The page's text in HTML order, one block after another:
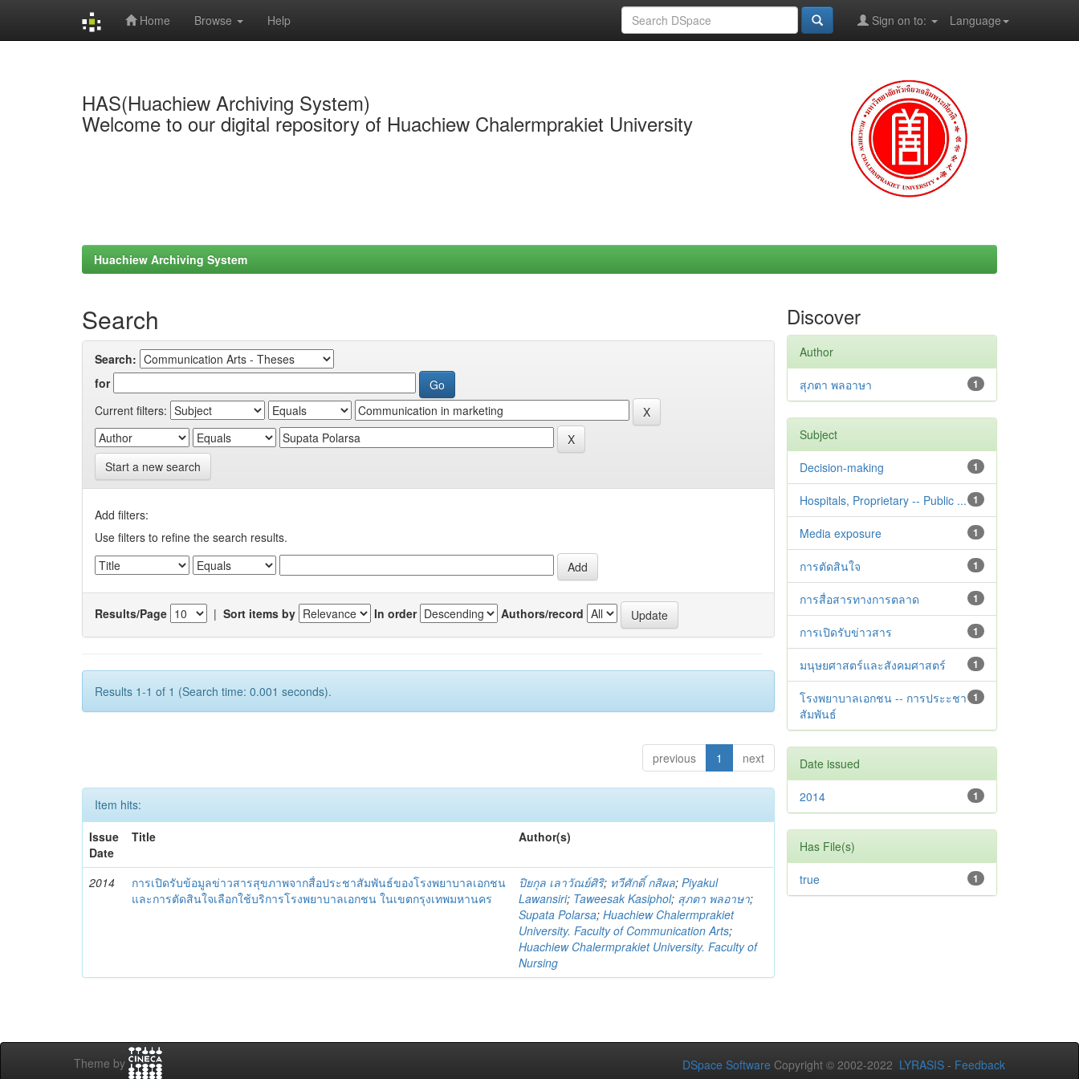
Home Browse Help Language
Sign on to:
HAS(Huachiew Archiving System)
Welcome to our digital repository of Huachiew Chalermprakiet University
Huachiew Archiving System
Search
Search:
for
Current filters:
Start a new search
Add filters:
Use filters to refine the search results.
Results/Page | Sort items by In order Authors/record
Results 1-1 of 1 (Search time: 0.001 seconds).
previous 1 next
Item hits:
Issue
Date
Title Author(s)
2014
การเปิดรับข้อมูลข่าวสารสุขภาพจากสื่อประชาสัมพันธ์ของโรงพยาบาลเอกชน
และการตัดสินใจเลือกใช้บริการโรงพยาบาลเอกชน ในเขตกรุงเทพมหานคร
ปิยกุล เลาวัณย์ศิริ; ทวีศักดิ์ กสิผล;Piyakul
Lawansiri; Taweesak Kasiphol; สุภตา พลอาษา;
Supata Polarsa;Huachiew Chalermprakiet
University. Faculty of Communication Arts;
Huachiew Chalermprakiet University. Faculty of
Nursing
Discover
Author
1
สุภตา พลอาษา
Subject
1
Decision-making
1
Hospitals, Proprietary -- Public ...
1
Media exposure
1
การตัดสินใจ
1
การสื่อสารทางการตลาด
1
การเปิดรับข่าวสาร
1
มนุษยศาสตร์และสังคมศาสตร์
1
โรงพยาบาลเอกชน -- การประะชา
สัมพันธ์
Date issued
1
2014
Has File(s)
1
true
Theme by DSpace Software Copyright © 2002-2022 LYRASIS - Feedback